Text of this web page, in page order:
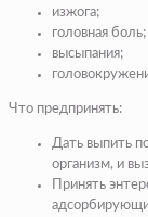
изжога;
головная боль;
высыпания;
Что предпринять:
Дать выпить
организм, и
Принять